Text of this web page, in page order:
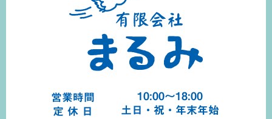
営業時間
10:00～18:00
定 休 日
土日・祝・年末年始